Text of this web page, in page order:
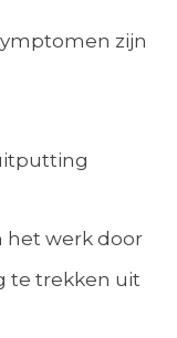
zijn
het werk door
te trekken uit